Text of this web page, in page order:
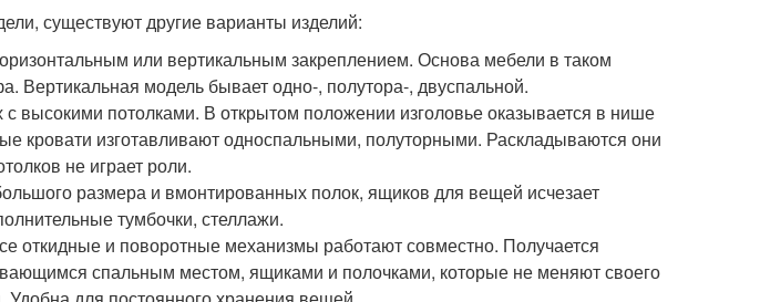
существуют другие варианты изделий:
или вертикальным закреплением. Основа мебели в таком
Вертикальная модель бывает одно-, полутора-, двуспальной.
высокими потолками. В открытом положении изголовье оказывается в нише
кровати изготавливают односпальными, полуторными. Раскладываются они
не играет роли.
размера и вмонтированных полок, ящиков для вещей исчезает
тумбочки, стеллажи.
откидные и поворотные механизмы работают совместно. Получается
спальным местом, ящиками и полочками, которые не меняют своего